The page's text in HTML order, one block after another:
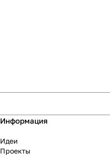
Информация
Идеи
Проекты